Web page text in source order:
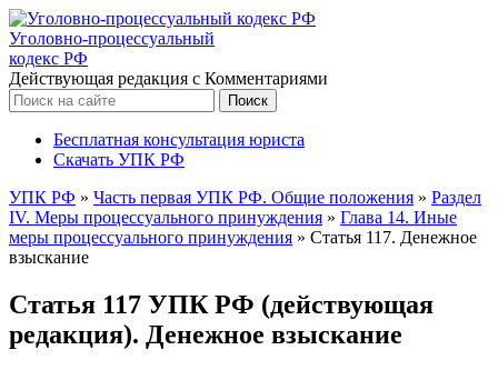
Уголовно-процессуальный
кодекс РФ
Действующая редакция с Комментариями
Бесплатная консультация юриста
Скачать УПК РФ
УПК РФ » Часть первая УПК РФ. Общие положения » Раздел
IV. Меры процессуального принуждения » Глава 14. Иные
меры процессуального принуждения » Статья 117. Денежное
взыскание
Статья 117 УПК РФ (действующая
редакция). Денежное взыскание